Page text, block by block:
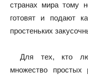
странах мира тому
готовят и подают
простеньких
Для тех, кто
множество простых